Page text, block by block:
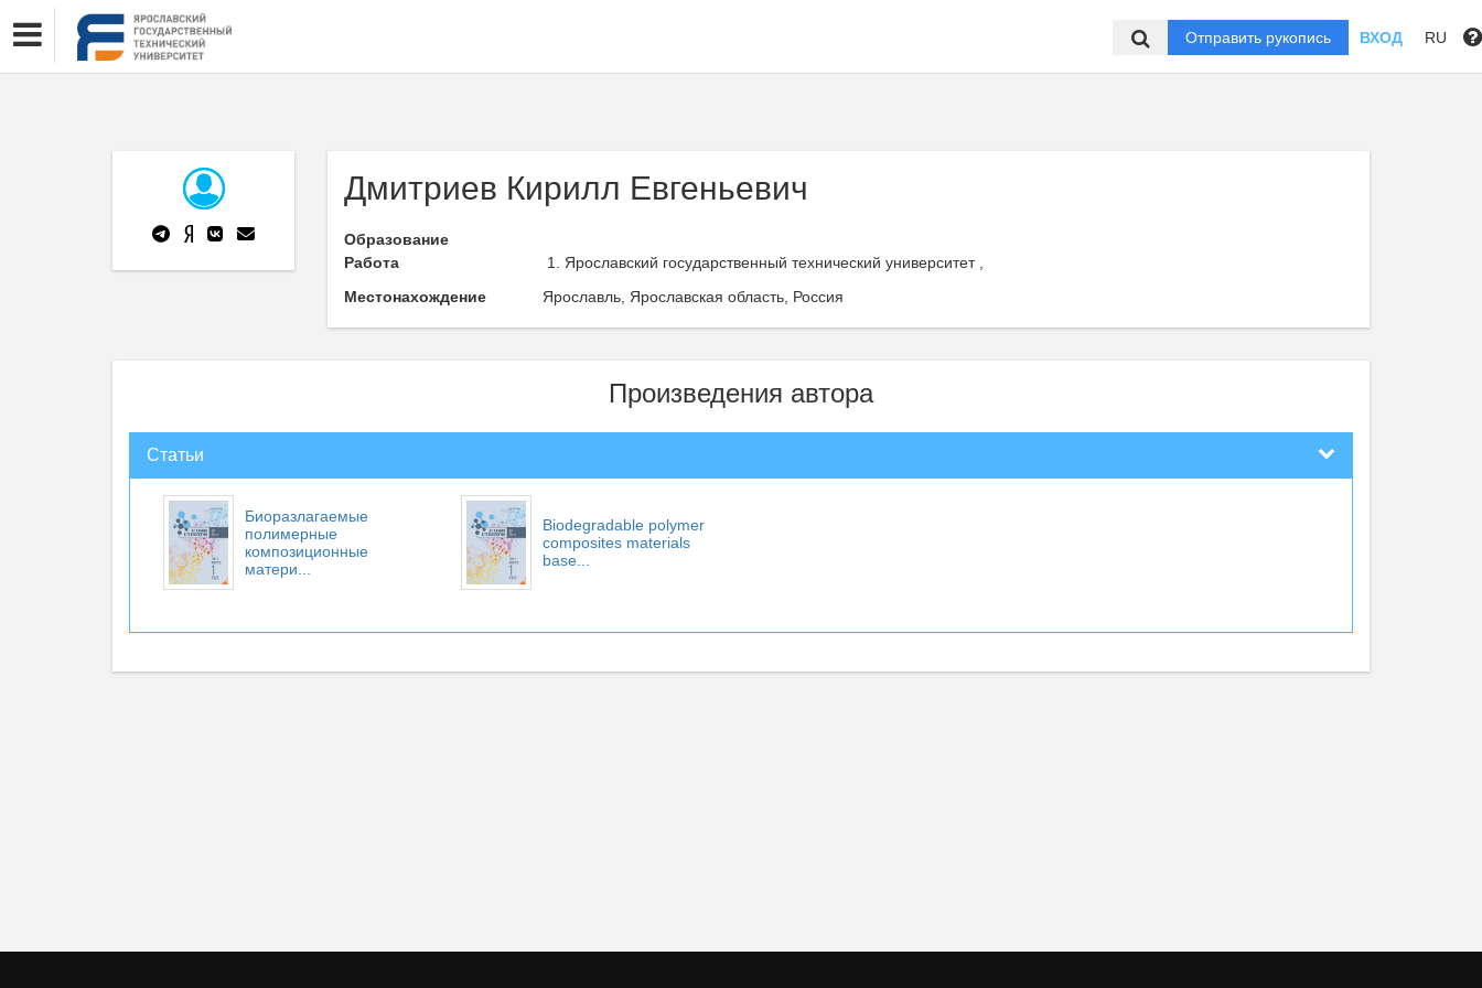
Отправить рукопись ВХОД RU
Дмитриев Кирилл Евгеньевич
Образование
Работа
Ярославский государственный технический университет ,
Местонахождение
Ярославль, Ярославская область, Россия
Произведения автора
Статьи
Биоразлагаемые
полимерные
композиционные
матери...
Biodegradable polymer
composites materials
base...